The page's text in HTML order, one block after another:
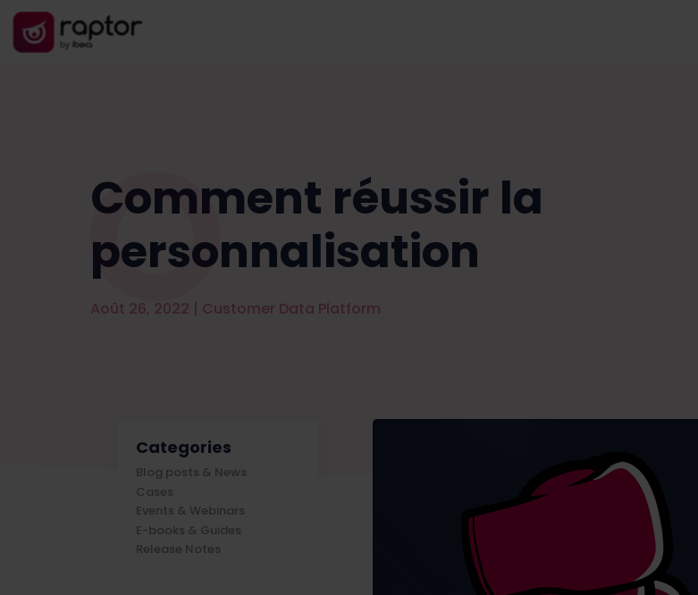
Comment réussir la
personnalisation
Août 26, 2022 | Customer Data Platform
Categories
Blog posts & News
Cases
Events & Webinars
E-books & Guides
Release Notes